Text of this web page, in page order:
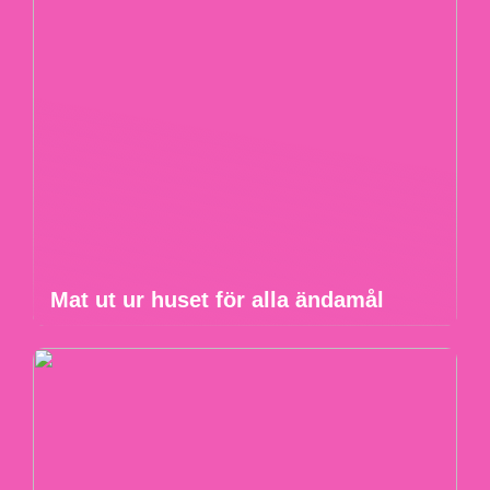
Mat ut ur huset för alla ändamål